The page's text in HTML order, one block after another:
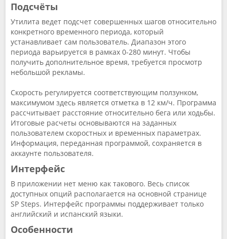
Подсчёты
Утилита ведет подсчет совершенных шагов относительно
конкретного временного периода, который
устанавливает сам пользователь. Диапазон этого
периода варьируется в рамках 0-280 минут. Чтобы
получить дополнительное время, требуется просмотр
небольшой рекламы.
Скорость регулируется соответствующим ползунком,
максимумом здесь является отметка в 12 км/ч. Программа
рассчитывает расстояние относительно бега или ходьбы.
Итоговые расчеты основываются на заданных
пользователем скоростных и временных параметрах.
Информация, переданная программой, сохраняется в
аккаунте пользователя.
Интерфейс
В приложении нет меню как такового. Весь список
доступных опций располагается на основной странице
SP Steps. Интерфейс программы поддерживает только
английский и испанский языки.
Особенности